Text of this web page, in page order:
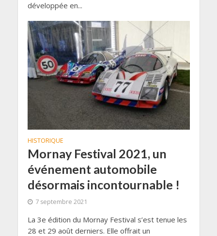
développée en...
HISTORIQUE
Mornay Festival 2021, un
événement automobile
désormais incontournable !
7 septembre 2021
La 3e édition du Mornay Festival s’est tenue les
28 et 29 août derniers. Elle offrait un